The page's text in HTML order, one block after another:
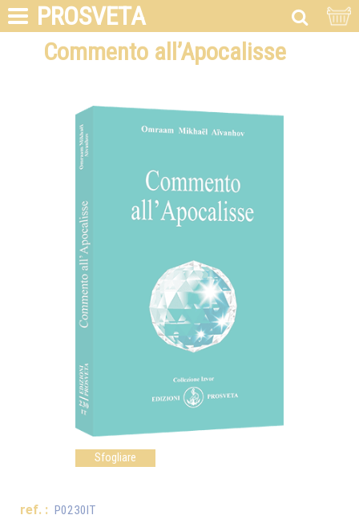
PROSVETA
Commento all’Apocalisse
Sfogliare
ref. : P0230IT